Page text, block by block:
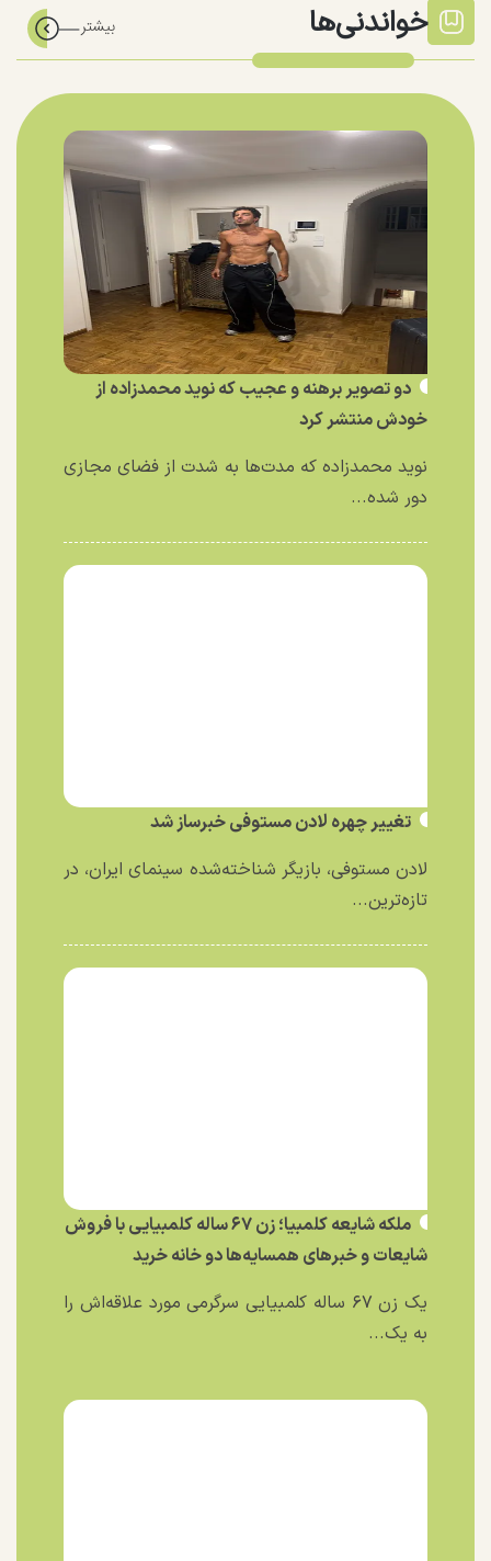
خواندنی‌ها
دو تصویر برهنه و عجیب که نوید محمدزاده از
خودش منتشر کرد
نوید محمدزاده که مدت‌ها به شدت از فضای مجازی
دور شده...
تغییر چهره لادن مستوفی خبرساز شد
لادن مستوفی، بازیگر شناخته‌شده سینمای ایران، در
تازه‌ترین...
ملکه شایعه کلمبیا؛ زن ۶۷ ساله کلمبیایی با فروش
شایعات و خبر‌های همسایه‌ها دو خانه خرید
یک زن ۶۷ ساله کلمبیایی سرگرمی مورد علاقه‌اش را
به یک...